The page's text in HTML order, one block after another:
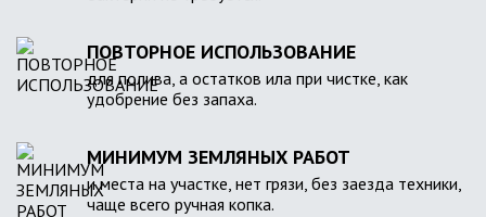
ПОВТОРНОЕ ИСПОЛЬЗОВАНИЕ
для полива, а остатков ила при чистке, как
удобрение без запаха.
МИНИМУМ ЗЕМЛЯНЫХ РАБОТ
и места на участке, нет грязи, без заезда техники,
чаще всего ручная копка.